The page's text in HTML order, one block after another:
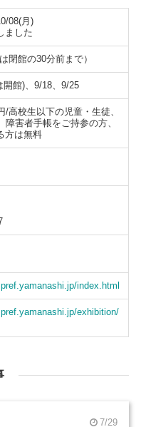
08(月)
ました
閉館の30分前まで）
開館)、9/18、9/25
高校生以下の児童・生徒、
害者手帳をご持参の方、
方は無料
index.html
exhibition/
7/29